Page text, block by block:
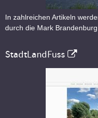
In zahlreichen Artikeln
durch die Mark
StadtLandFuss